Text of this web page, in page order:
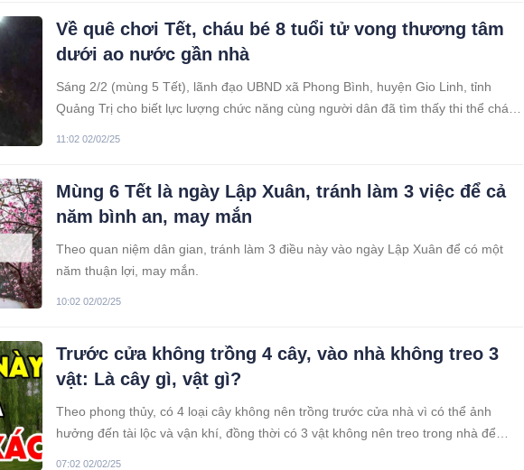
Về quê chơi Tết, cháu bé 8 tuổi tử vong thương tâm
dưới ao nước gần nhà
Sáng 2/2 (mùng 5 Tết), lãnh đạo UBND xã Phong Bình, huyện Gio Linh, tỉnh
Quảng Trị cho biết lực lượng chức năng cùng người dân đã tìm thấy thi thể cháu
11:02 02/02/25
Mùng 6 Tết là ngày Lập Xuân, tránh làm 3 việc để cả
năm bình an, may mắn
Theo quan niệm dân gian, tránh làm 3 điều này vào ngày Lập Xuân để có một
năm thuận lợi, may mắn.
10:02 02/02/25
Trước cửa không trồng 4 cây, vào nhà không treo 3
vật: Là cây gì, vật gì?
Theo phong thủy, có 4 loại cây không nên trồng trước cửa nhà vì có thể ảnh
hưởng đến tài lộc và vận khí, đồng thời có 3 vật không nên treo trong nhà để
07:02 02/02/25